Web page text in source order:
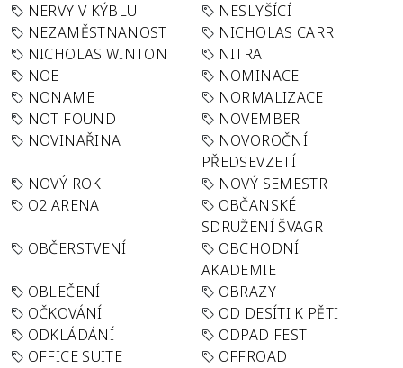
NERVY V KÝBLU
NESLYŠÍCÍ
NEZAMĚSTNANOST
NICHOLAS CARR
NICHOLAS WINTON
NITRA
NOE
NOMINACE
NONAME
NORMALIZACE
NOT FOUND
NOVEMBER
NOVINAŘINA
NOVOROČNÍ
PŘEDSEVZETÍ
NOVÝ ROK
NOVÝ SEMESTR
O2 ARENA
OBČANSKÉ
SDRUŽENÍ ŠVAGR
OBČERSTVENÍ
OBCHODNÍ
AKADEMIE
OBLEČENÍ
OBRAZY
OČKOVÁNÍ
OD DESÍTI K PĚTI
ODKLÁDÁNÍ
ODPAD FEST
OFFICE SUITE
OFFROAD